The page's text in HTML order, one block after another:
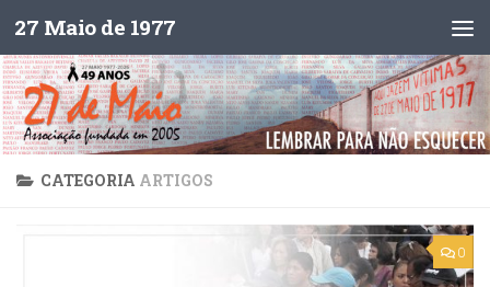
Skip to content
27 Maio de 1977
CATEGORIA ARTIGOS
0